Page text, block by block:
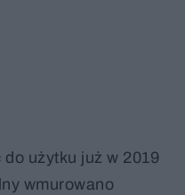
użytku już w 2019
wmurowano